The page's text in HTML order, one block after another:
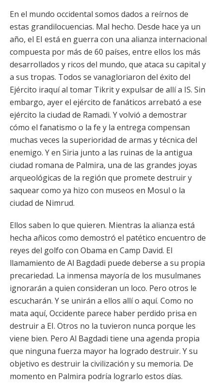
En el mundo occidental somos dados a reírnos de
estas grandilocuencias. Mal hecho. Desde hace ya un
año, el EI está en guerra con una alianza internacional
compuesta por más de 60 países, entre ellos los más
desarrollados y ricos del mundo, que ataca su capital y
a sus tropas. Todos se vanagloriaron del éxito del
Ejército iraquí al tomar Tikrit y expulsar de allí a IS. Sin
embargo, ayer el ejército de fanáticos arrebató a ese
ejército la ciudad de Ramadi. Y volvió a demostrar
cómo el fanatismo o la fe y la entrega compensan
muchas veces la superioridad de armas y técnica del
enemigo. Y en Siria junto a las ruinas de la antigua
ciudad romana de Palmira, una de las grandes joyas
arqueológicas de la región que promete destruir y
saquear como ya hizo con museos en Mosul o la
ciudad de Nimrud.
Ellos saben lo que quieren. Mientras la alianza está
hecha añicos como demostró el patético encuentro de
reyes del golfo con Obama en Camp David. El
llamamiento de Al Bagdadi puede deberse a su propia
precariedad. La inmensa mayoría de los musulmanes
ignorarán a quien consideran un loco. Pero otros le
escucharán. Y se unirán a ellos allí o aquí. Como no
mata aquí, Occidente parece haber perdido prisa en
destruir a EI. Otros no la tuvieron nunca porque les
viene bien. Pero Al Bagdadi tiene una agenda propia
que ninguna fuerza mayor ha logrado destruir. Y su
objetivo es destruir la civilización y su memoria. De
momento en Palmira podría lograrlo estos días.